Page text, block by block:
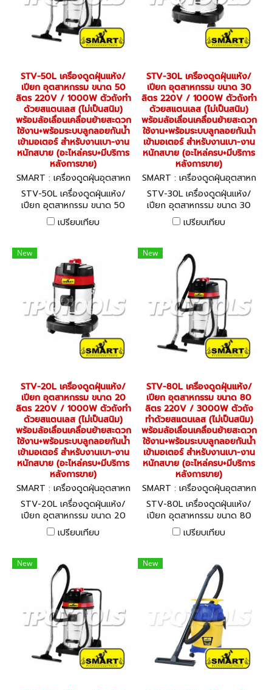
STV-50L เครื่องดูดฝุ่นแห้ง/
เปียก อุตสาหกรรม ขนาด 50
ลิตร 220V / 1000W ตัวถังทำ
ด้วยสแตนเลส (ไม่เป็นสนิม)
พร้อมล้อเลื่อนเคลื่อนย้ายสะดวก
ใช้งาน+พร้อมระบบลูกลอยกันน้ำ
เข้ามอเตอร์ สำหรับงานเบา-งาน
หนักสบาย (อะไหล่ครบ+มีบริการ
หลังการขาย)
SMART : เครื่องดูดฝุ่นอุตสาหก
รรม STV-50L
STV-50L เครื่องดูดฝุ่นแห้ง/
เปียก อุตสาหกรรม ขนาด 50
ลิตร 220V / 1000W ตัวถังทำ
ด้วยสแตนเลส (ไม่เป็นสนิม)
ใช้งาน+พร้อมระบบลูกลอยกันน้ำ
เข้ามอเตอร์ สำหรับงานเบา-งาน
หนักสบาย (อะไหล่ครบ+มีบริการ
หลังการขาย)
เปรียบเทียบ
STV-30L เครื่องดูดฝุ่นแห้ง/
เปียก อุตสาหกรรม ขนาด 30
ลิตร 220V / 1000W ตัวถังทำ
ด้วยสแตนเลส (ไม่เป็นสนิม)
พร้อมล้อเลื่อนเคลื่อนย้ายสะดวก
ใช้งาน+พร้อมระบบลูกลอยกันน้ำ
เข้ามอเตอร์ สำหรับงานเบา-งาน
หนักสบาย (อะไหล่ครบ+มีบริการ
หลังการขาย)
SMART : เครื่องดูดฝุ่นอุตสาหก
รรม STV-30L
STV-30L เครื่องดูดฝุ่นแห้ง/
เปียก อุตสาหกรรม ขนาด 30
ลิตร 220V / 1000W ตัวถังทำ
ด้วยสแตนเลส (ไม่เป็นสนิม)
ใช้งาน+พร้อมระบบลูกลอยกันน้ำ
เข้ามอเตอร์ สำหรับงานเบา-งาน
หนักสบาย (อะไหล่ครบ+มีบริการ
หลังการขาย)
เปรียบเทียบ
New
STV-20L เครื่องดูดฝุ่นแห้ง/
เปียก อุตสาหกรรม ขนาด 20
ลิตร 220V / 1000W ตัวถังทำ
ด้วยสแตนเลส (ไม่เป็นสนิม)
พร้อมล้อเลื่อนเคลื่อนย้ายสะดวก
ใช้งาน+พร้อมระบบลูกลอยกันน้ำ
เข้ามอเตอร์ สำหรับงานเบา-งาน
หนักสบาย (อะไหล่ครบ+มีบริการ
หลังการขาย)
SMART : เครื่องดูดฝุ่นอุตสาหก
รรม STV-20L
STV-20L เครื่องดูดฝุ่นแห้ง/
เปียก อุตสาหกรรม ขนาด 20
ลิตร 220V / 1000W ตัวถังทำ
ด้วยสแตนเลส (ไม่เป็นสนิม)
ใช้งาน+พร้อมระบบลูกลอยกันน้ำ
เข้ามอเตอร์ สำหรับงานเบา-งาน
หนักสบาย (อะไหล่ครบ+มีบริการ
หลังการขาย)
เปรียบเทียบ
New
STV-80L เครื่องดูดฝุ่นแห้ง/
เปียก อุตสาหกรรม ขนาด 80
ลิตร 220V / 3000W ตัวถัง
ทำด้วยสแตนเลส (ไม่เป็นสนิม)
พร้อมล้อเลื่อนเคลื่อนย้ายสะดวก
ใช้งาน+พร้อมระบบลูกลอยกันน้ำ
เข้ามอเตอร์ สำหรับงานเบา-งาน
หนักสบาย (อะไหล่ครบ+มีบริการ
หลังการขาย)
SMART : เครื่องดูดฝุ่นอุตสาหก
รรม STV-80L
STV-80L เครื่องดูดฝุ่นแห้ง/
เปียก อุตสาหกรรม ขนาด 80
ลิตร 220V / 3000W ตัวถัง
ทำด้วยสแตนเลส (ไม่เป็นสนิม)
ใช้งาน+พร้อมระบบลูกลอยกันน้ำ
เข้ามอเตอร์ สำหรับงานเบา-งาน
หนักสบาย (อะไหล่ครบ+มีบริการ
หลังการขาย)
เปรียบเทียบ
New New